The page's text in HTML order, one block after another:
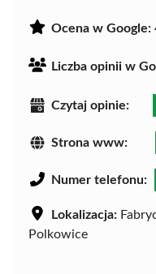
Ocena w Google:
Liczba opinii w
Czytaj opinie:
Strona www:
Numer telefonu:
Lokalizacja:
Polkowice